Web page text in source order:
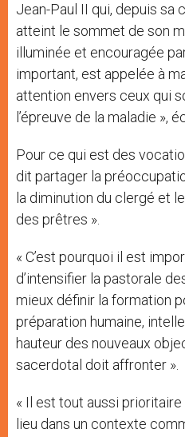
Jean-Paul II qui, depuis sa
atteint le sommet de son
illuminée et encouragée
important, est appelée à
attention envers ceux qui
l’épreuve de la maladie »,
Pour ce qui est des
dit partager la
la diminution du clergé et
des prêtres ».
« C’est pourquoi il est
d’intensifier la pastorale
mieux définir la formation
préparation humaine,
hauteur des nouveaux
sacerdotal doit affronter ».
« Il est tout aussi
lieu dans un contexte